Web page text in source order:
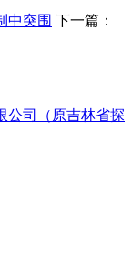
中突围 下一篇：
公司（原吉林省探